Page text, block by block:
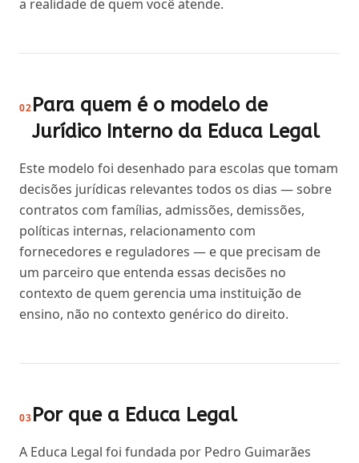
a realidade de quem você atende.
02Para quem é o modelo de
Jurídico Interno da Educa Legal
Este modelo foi desenhado para escolas que tomam
decisões jurídicas relevantes todos os dias — sobre
contratos com famílias, admissões, demissões,
políticas internas, relacionamento com
fornecedores e reguladores — e que precisam de
um parceiro que entenda essas decisões no
contexto de quem gerencia uma instituição de
ensino, não no contexto genérico do direito.
03Por que a Educa Legal
A Educa Legal foi fundada por Pedro Guimarães